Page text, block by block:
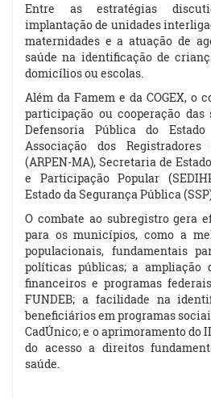
Entre as estratégias
implantação de unidades
maternidades e a atuação de
saúde na identificação de
domicílios ou escolas.
Além da Famem e da COGEX, o
participação ou cooperação
Defensoria Pública do
Associação dos
(ARPEN-MA), Secretaria de
e Participação Popular
Estado da Segurança Pública
O combate ao subregistro gera
para os municípios, como a
populacionais, fundamentais
políticas públicas; a ampliação
financeiros e programas
FUNDEB; a facilidade na
beneficiários em programas
CadÚnico; e o aprimoramento do
do acesso a direitos
saúde.